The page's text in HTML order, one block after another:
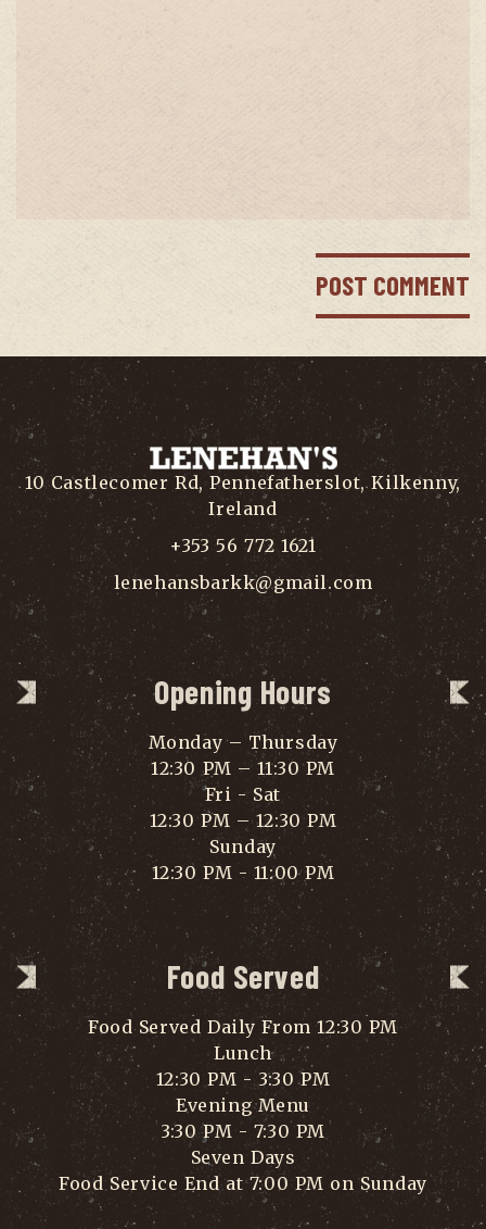
10 Castlecomer Rd, Pennefatherslot, Kilkenny,
Ireland
+353 56 772 1621
lenehansbarkk@gmail.com
Opening Hours
Monday – Thursday
12:30 PM – 11:30 PM
Fri - Sat
12:30 PM – 12:30 PM
Sunday
12:30 PM - 11:00 PM
Food Served
Food Served Daily From 12:30 PM
Lunch
12:30 PM - 3:30 PM
Evening Menu
3:30 PM - 7:30 PM
Seven Days
Food Service End at 7:00 PM on Sunday